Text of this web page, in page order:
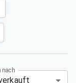
nach